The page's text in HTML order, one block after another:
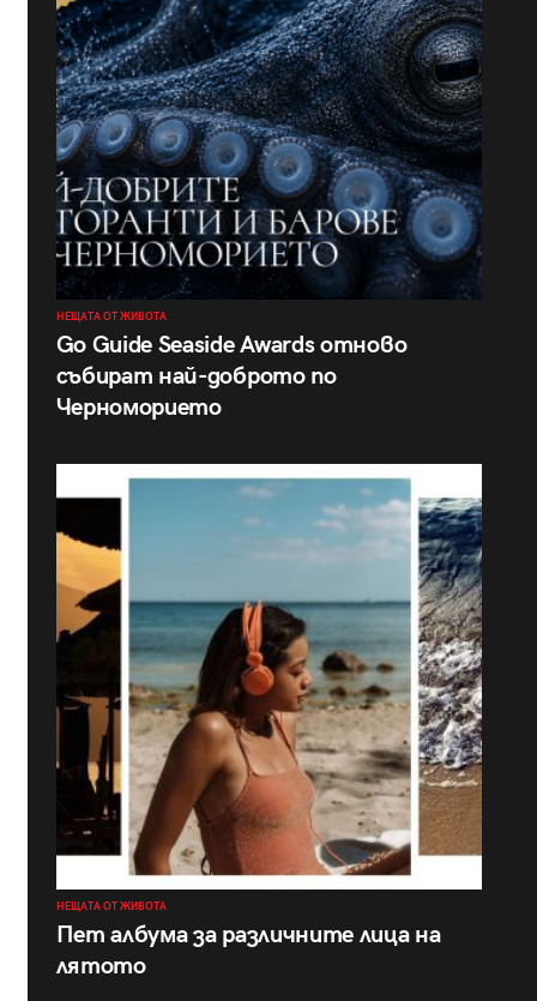
НЕЩАТА ОТ ЖИВОТА
Go Guide Seaside Awards отново
събират най-доброто по
Черноморието
НЕЩАТА ОТ ЖИВОТА
Пет албума за различните лица на
лятото